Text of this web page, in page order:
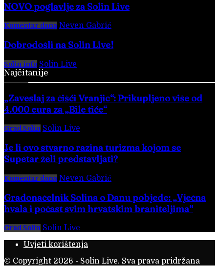
NOVO poglavlje za Solin Live
Komentar dana Neven Gabrić
Dobrodošli na Solin Live!
Solin info Solin Live
Najčitanije
„Zaveslaj za čišći Vranjic“: Prikupljeno više od
4.000 eura za „Bile tiće“
Grad Solin Solin Live
Je li ovo stvarno razina turizma kojom se
Supetar želi predstavljati?
Komentar dana Neven Gabrić
Gradonačelnik Solina o Danu pobjede: „Vječna
hvala i počast svim hrvatskim braniteljima“
Grad Solin Solin Live
Uvjeti korištenja
© Copyright 2026 - Solin Live. Sva prava pridržana